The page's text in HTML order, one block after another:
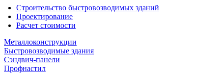
Строительство быстровозводимых зданий
Проектирование
Расчет стоимости
Металлоконструкции
Быстровозводимые здания
Сэндвич-панели
Профнастил